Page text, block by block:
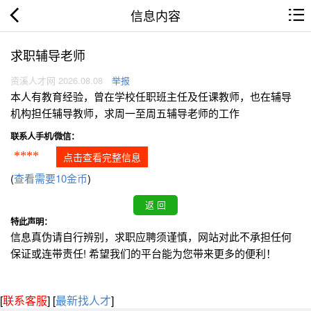
信息内容
求职辅导老师
资溪人才网 2026.08.08 举报
本人有教育经验，曾在学校任职班主任及任课教师，也在辅导
机构担任辅导教师，求周一至周五辅导老师的工作
联系人手机/微信：
**** 点击查看完整信息
(查看需要10金币)
特此声明：
信息真伪请自行辨别，求职应聘须谨慎，网站对此不承担任何
保证或连带责任! 希望我们的平台能为您带来更多的便利！
[联系客服] [最新找人才]